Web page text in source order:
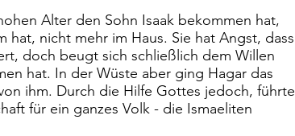
Alter den Sohn Isaak bekommen hat,
nicht mehr im Haus. Sie hat Angst, dass
doch beugt sich schließlich dem Willen
hat. In der Wüste aber ging Hagar das
ihm. Durch die Hilfe Gottes jedoch, führte
für ein ganzes Volk - die Ismaeliten